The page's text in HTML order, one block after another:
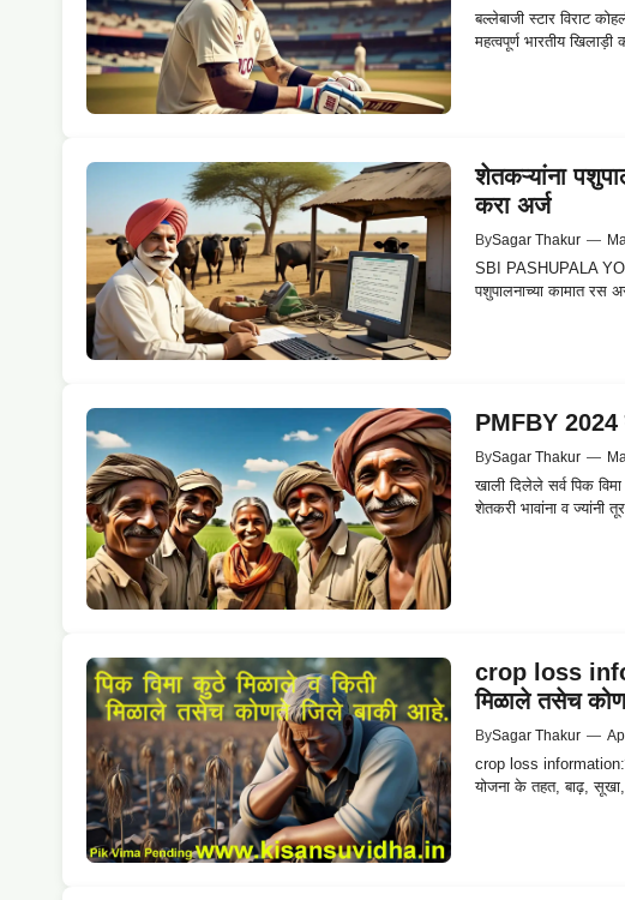
बल्लेबाजी स्टार विराट
महत्वपूर्ण भारतीय खिलाड़ी
शेतकऱ्यांना
करा अर्ज
BySagar Thakur —
SBI PASHUPALA
पशुपालनाच्या कामात रस
PMFBY 2024
BySagar Thakur —
खाली दिलेले सर्व पिक
शेतकरी भावांना व ज्यांनी
crop loss
मिळाले तसेच
BySagar Thakur —
crop loss
योजना के तहत, बाढ़,